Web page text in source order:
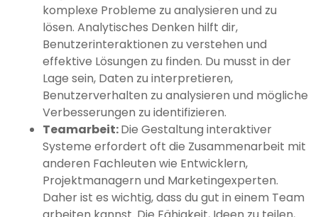
komplexe Probleme zu analysieren und zu
lösen. Analytisches Denken hilft dir,
Benutzerinteraktionen zu verstehen und
effektive Lösungen zu finden. Du musst in der
Lage sein, Daten zu interpretieren,
Benutzerverhalten zu analysieren und mögliche
Verbesserungen zu identifizieren.
Teamarbeit:Die Gestaltung interaktiver
Systeme erfordert oft die Zusammenarbeit mit
anderen Fachleuten wie Entwicklern,
Projektmanagern und Marketingexperten.
Daher ist es wichtig, dass du gut in einem Team